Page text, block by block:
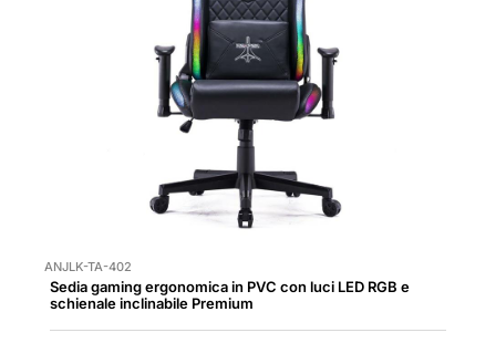
ANJLK-TA-402
Sedia gaming ergonomica in PVC con luci LED RGB e
schienale inclinabile Premium